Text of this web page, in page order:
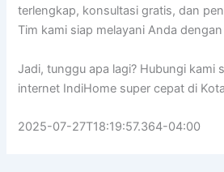
terlengkap, konsultasi gratis, dan
Tim kami siap melayani Anda
Jadi, tunggu apa lagi? Hubungi kami
internet IndiHome super cepat di
2025-07-27T18:19:57.364-04:00